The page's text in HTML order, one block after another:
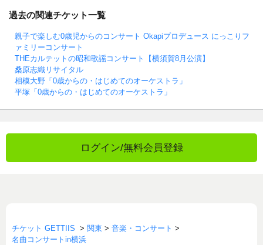
過去の関連チケット一覧
親子で楽しむ0歳児からのコンサート Okapiプロデュース にっこりフ
ァミリーコンサート
THEカルテットの昭和歌謡コンサート【横須賀8月公演】
桑原志織リサイタル
相模大野「0歳からの・はじめてのオーケストラ」
平塚「0歳からの・はじめてのオーケストラ」
ログイン/無料会員登録
チケット GETTIIS > 関東 > 音楽・コンサート >
名曲コンサートin横浜